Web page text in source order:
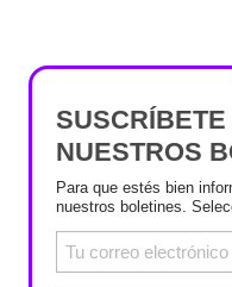
SUSCRÍBETE
NUESTROS
Para que estés bien
nuestros boletines.